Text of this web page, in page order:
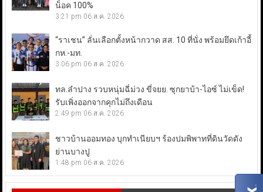
น็อค 100%
3:21 pm 06 ส.ค. 2026
“ราเชน” ลั่นเลือกตั้งหน้ากวาด สส. 10 ที่นั่ง พร้อมยึดเก้าอี้
กห.-มท.
3:06 pm 06 ส.ค. 2026
ทล.ลำปาง รวบหนุ่มฉี่ม่วง ขี่จยย. ซุกยาบ้า-ไอซ์ ไม่เข็ด!
รับเพิ่งออกจากคุกไม่ถึงเดือน
2:49 pm 06 ส.ค. 2026
ชาวบ้านออมทอง บุกทำเนียบฯ ร้องปมพิพาทที่ดินวัดดัง
ย่านบางปู
1:48 pm 06 ส.ค. 2026